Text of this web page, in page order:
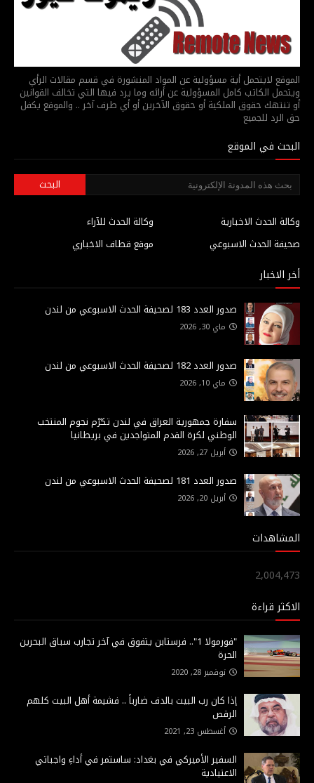
الموقع لايتحمل أية مسؤولية عن المواد المنشورة في قسم مقالات الرأي
ويتحمل الكاتب كامل المسؤولية عن أرائه وما يرد فيها التي تخالف القوانين
أو تنتهك حقوق الملكية أو حقوق الآخرين أو أي طرف آخر .. والموقع يكفل
حق الرد للجميع
البحث في الموقع
وكالة الحدث للآراء
وكالة الحدث الاخبارية
موقع قطاف الاخباري
صحيفة الحدث الاسبوعي
أخر الاخبار
صدور العدد 183 لصحيفة الحدث الاسبوعي من لندن
ماي 30, 2026
صدور العدد 182 لصحيفة الحدث الاسبوعي من لندن
ماي 10, 2026
سفارة جمهورية العراق في لندن تكرّم نجوم المنتخب
الوطني لكرة القدم المتواجدين في بريطانيا
أبريل 27, 2026
صدور العدد 181 لصحيفة الحدث الاسبوعي من لندن
أبريل 20, 2026
المشاهدات
2,004,473
الاكثر قراءة
"فورمولا 1".. فرستابن يتفوق في آخر تجارب سباق البحرين
الحرة
نوفمبر 28, 2020
إذا كان رب البيت بالدف ضارباً .. فشيمة أهل البيت كلهم
الرقص
أغسطس 23, 2021
السفير الأميركي في بغداد: ساستمر في أداءِ واجباتي
الاعتيادية